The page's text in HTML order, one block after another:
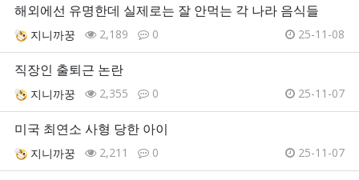
해외에선 유명한데 실제로는 잘 안먹는 각 나라 음식들
지니까꿍 2,189 0 25-11-08
직장인 출퇴근 논란
지니까꿍 2,355 0 25-11-07
미국 최연소 사형 당한 아이
지니까꿍 2,211 0 25-11-07